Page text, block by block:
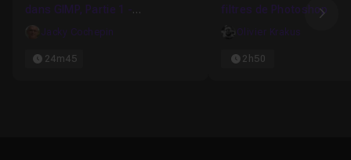
dans GIMP, Partie 1 -
Généralités
Jacky Cochepin
24m45
filtres de Photoshop
Olivier Krakus
2h50